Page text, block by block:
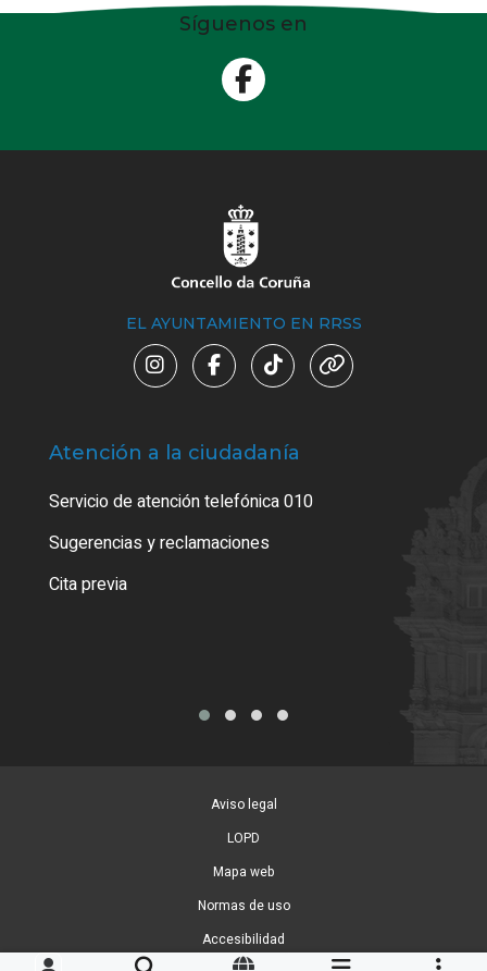
Síguenos en
EL AYUNTAMIENTO EN RRSS
Atención a la ciudadanía
Servicio de atención telefónica 010
Sugerencias y reclamaciones
Cita previa
Aviso legal
LOPD
Mapa web
Normas de uso
Accesibilidad